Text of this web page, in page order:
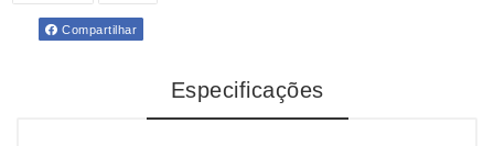
Compartilhar
Especificações